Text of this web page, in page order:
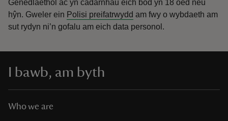
Genedlaethol ac yn cadarnhau eich bod yn 18 oed neu
hŷn. Gweler ein Polisi preifatrwydd am fwy o wybdaeth am
sut rydyn ni’n gofalu am eich data personol.
I bawb, am byth
Who we are